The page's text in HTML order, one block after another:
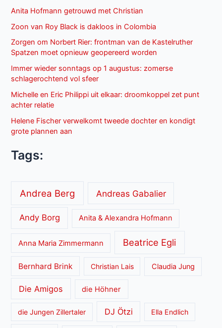
Anita Hofmann getrouwd met Christian
Zoon van Roy Black is dakloos in Colombia
Zorgen om Norbert Rier: frontman van de Kastelruther
Spatzen moet opnieuw geopereerd worden
Immer wieder sonntags op 1 augustus: zomerse
schlagerochtend vol sfeer
Michelle en Eric Philippi uit elkaar: droomkoppel zet punt
achter relatie
Helene Fischer verwelkomt tweede dochter en kondigt
grote plannen aan
Tags:
Andrea Berg Andreas Gabalier
Andy Borg Anita & Alexandra Hofmann
Anna Maria Zimmermann Beatrice Egli
Bernhard Brink Christian Lais Claudia Jung
Die Amigos die Höhner
die Jungen Zillertaler DJ Ötzi Ella Endlich